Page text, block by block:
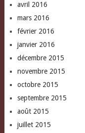
avril 2016
mars 2016
février 2016
janvier 2016
décembre 2015
novembre 2015
octobre 2015
septembre 2015
août 2015
juillet 2015